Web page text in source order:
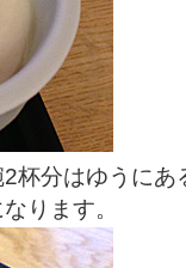
杯分はゆうにあ
ります。